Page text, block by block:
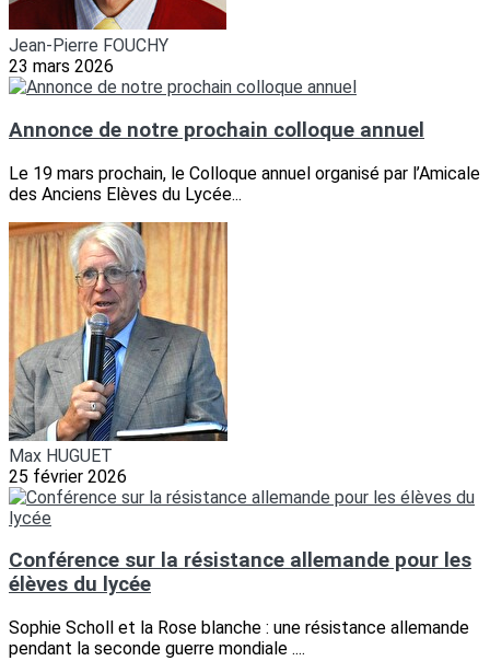
Jean-Pierre FOUCHY
23 mars 2026
Annonce de notre prochain colloque annuel
Le 19 mars prochain, le Colloque annuel organisé par l’Amicale
des Anciens Elèves du Lycée...
Max HUGUET
25 février 2026
Conférence sur la résistance allemande pour les
élèves du lycée
Sophie Scholl et la Rose blanche : une résistance allemande
pendant la seconde guerre mondiale ....